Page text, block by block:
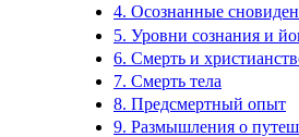
4. Осознанные
5. Уровни сознания и
6. Смерть и
7. Смерть тела
8. Предсмертный опыт
9. Размышления о